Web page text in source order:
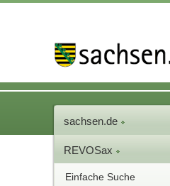
sachsen.de
REVOSax
Einfache Suche